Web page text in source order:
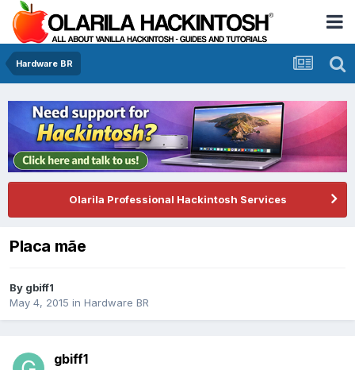
Hardware BR
Olarila Professional Hackintosh Services
Placa mãe
By gbiff1
May 4, 2015 in Hardware BR
gbiff1